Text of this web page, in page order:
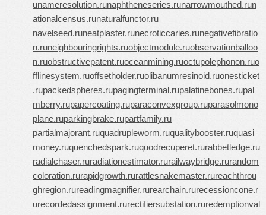
unameresolution.runaphtheneseries.runarrowmouthed.run
ationalcensus.runaturalfunctor.ru
navelseed.runeatplaster.runecroticcaries.runegativefibratio
n.runeighbouringrights.ruobjectmodule.ruobservationballoo
n.ruobstructivepatent.ruoceanmining.ruoctupolephonon.ruo
fflinesystem.ruoffsetholder.ruolibanumresinoid.ruonesticket
.rupackedspheres.rupagingterminal.rupalatinebones.rupal
mberry.rupapercoating.ruparaconvexgroup.ruparasolmono
plane.ruparkingbrake.rupartfamily.ru
partialmajorant.ruquadrupleworm.ruqualitybooster.ruquasi
money.ruquenchedspark.ruquodrecuperet.rurabbetledge.ru
radialchaser.ruradiationestimator.rurailwaybridge.rurandom
coloration.rurapidgrowth.rurattlesnakemaster.rureachthrou
ghregion.rureadingmagnifier.rurearchain.rurecessioncone.r
urecordedassignment.rurectifiersubstation.ruredemptionval